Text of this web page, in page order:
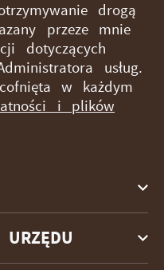
drogą
przeze mnie
dotyczących
usług.
w każdym
i plików